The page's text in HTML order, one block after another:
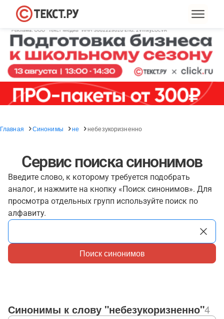
Главная Синонимы не небезукоризненно
Сервис поиска синонимов
Введите слово, к которому требуется подобрать
аналог, и нажмите на кнопку «Поиск синонимов». Для
просмотра отдельных групп используйте поиск по
алфавиту.
Поиск синонимов
Синонимы к слову "небезукоризненно"4